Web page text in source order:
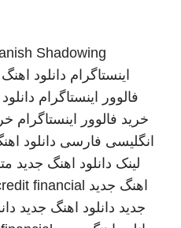
Shadowing
اینستاگرام دانلود
فالوور اینستاگرام
خرید فالوور اینستاگرام
انگلیسی فارسی دانلود
لینک دانلود اهنگ جدید
اهنگ جدید financial
جدید دانلود اهنگ جدید